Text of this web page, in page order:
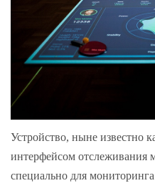
Устройство, ныне известно
интерфейсом отслеживания
специально для